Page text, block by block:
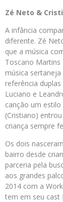
Zé Neto &
A infância
diferente. Zé
que a música
Toscano
música
referência
Luciano e
canção um estilo
(Cristiano)
criança sempre
Os dois
bairro desde
parceria pela
aos grandes
2014 com a
tem em seu cast